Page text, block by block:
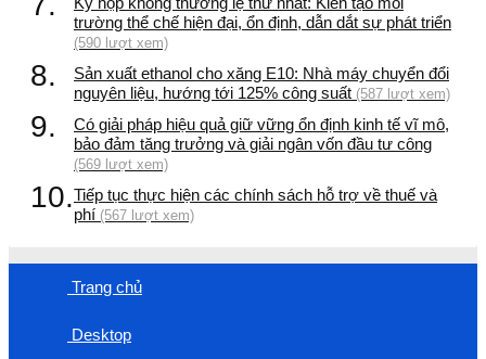
trường thể chế hiện đại, ổn định, dẫn dắt sự phát triển
(590 lượt xem)
8.
Sản xuất ethanol cho xăng E10: Nhà máy chuyển đổi
nguyên liệu, hướng tới 125% công suất (587 lượt xem)
9.
Có giải pháp hiệu quả giữ vững ổn định kinh tế vĩ mô,
bảo đảm tăng trưởng và giải ngân vốn đầu tư công
(569 lượt xem)
10.Tiếp tục thực hiện các chính sách hỗ trợ về thuế và
phí (567 lượt xem)
Trang chủ
Desktop